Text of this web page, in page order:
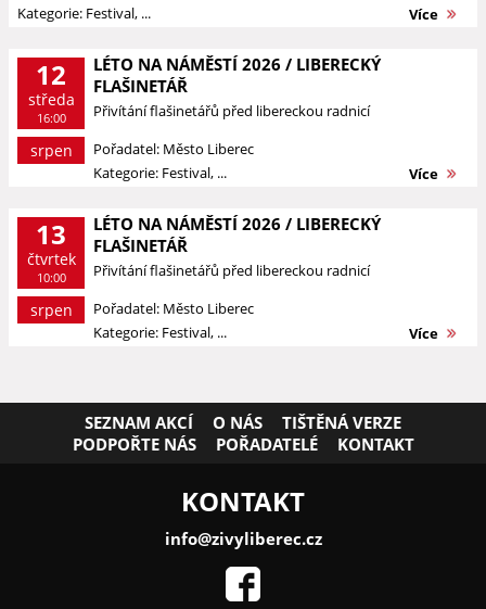
Kategorie: Festival, ...
Více
12
středa
16:00
srpen
LÉTO NA NÁMĚSTÍ 2026 / LIBERECKÝ
FLAŠINETÁŘ
Přivítání flašinetářů před libereckou radnicí
Pořadatel: Město Liberec
Kategorie: Festival, ...
Více
13
čtvrtek
10:00
srpen
LÉTO NA NÁMĚSTÍ 2026 / LIBERECKÝ
FLAŠINETÁŘ
Přivítání flašinetářů před libereckou radnicí
Pořadatel: Město Liberec
Kategorie: Festival, ...
Více
SEZNAM AKCÍ O NÁS
TIŠTĚNÁ VERZE
PODPOŘTE NÁS
POŘADATELÉ KONTAKT
KONTAKT
info@zivyliberec.cz